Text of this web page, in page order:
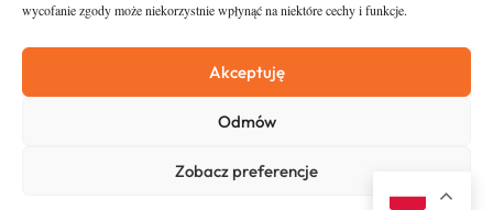
wycofanie zgody może niekorzystnie wpłynąć na niektóre cechy i funkcje.
Akceptuję
Odmów
Zobacz preferencje
Asfalt
O nas
Zostań Patronem
Kontakt